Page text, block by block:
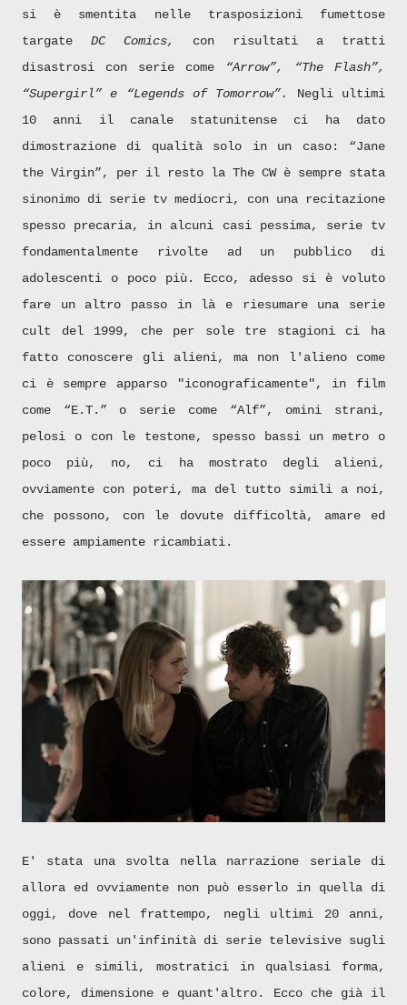
si è smentita nelle trasposizioni fumettose
targate DC Comics,
con risultati a tratti
disastrosi con serie come
“Arrow”, “The Flash”,
“Supergirl” e “Legends of Tomorrow”. Negli ultimi
10 anni il canale statunitense ci ha dato
dimostrazione di qualità solo in un caso: “Jane
the Virgin”, per il resto la The CW è sempre stata
sinonimo di serie tv mediocri, con una recitazione
spesso precaria, in alcuni casi pessima, serie tv
fondamentalmente rivolte ad un pubblico di
adolescenti o poco più. Ecco, adesso si è voluto
fare un altro passo in là e riesumare una serie
cult del 1999, che per sole tre stagioni ci ha
fatto conoscere gli alieni, ma non l'alieno come
ci è sempre apparso "iconograficamente", in film
come “E.T.” o serie come “Alf”, omini strani,
pelosi o con le testone, spesso bassi un metro o
poco più, no, ci ha mostrato degli alieni,
ovviamente con poteri, ma del tutto simili a noi,
che possono, con le dovute difficoltà, amare ed
essere ampiamente ricambiati.
E' stata una svolta nella narrazione seriale di
allora ed ovviamente non può esserlo in quella di
oggi, dove nel frattempo, negli ultimi 20 anni,
sono passati un'infinità di serie televisive sugli
alieni e simili, mostratici in qualsiasi forma,
colore, dimensione e quant'altro. Ecco che già il